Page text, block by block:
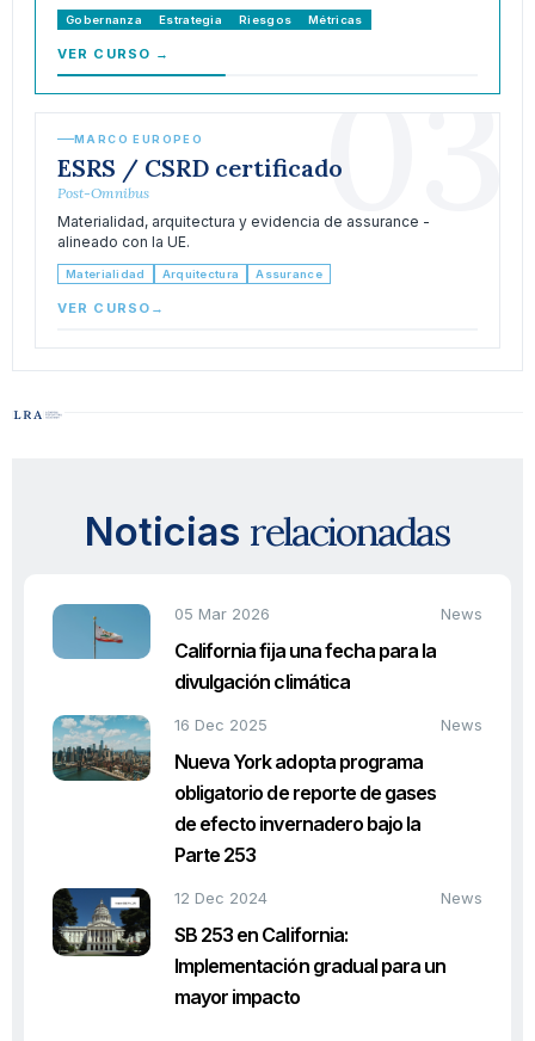
Gobernanza Estrategia Riesgos Métricas
VER CURSO → 03
MARCO EUROPEO
ESRS / CSRD certificado
Post-Omnibus
Materialidad, arquitectura y evidencia de assurance -
alineado con la UE.
Materialidad Arquitectura Assurance
VER CURSO →
Noticias relacionadas
05 Mar 2026 News
California fija una fecha para la
divulgación climática
16 Dec 2025 News
Nueva York adopta programa
obligatorio de reporte de gases
de efecto invernadero bajo la
Parte 253
12 Dec 2024 News
SB 253 en California:
Implementación gradual para un
mayor impacto